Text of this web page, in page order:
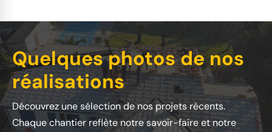
Quelques photos de nos
réalisations
Découvrez une sélection de nos projets récents.
Chaque chantier reflète notre savoir-faire et notre